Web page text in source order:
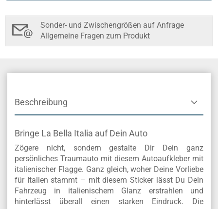
Sonder- und Zwischengrößen auf Anfrage
Allgemeine Fragen zum Produkt
Beschreibung
Bringe La Bella Italia auf Dein Auto
Zögere nicht, sondern gestalte Dir Dein ganz
persönliches Traumauto mit diesem Autoaufkleber mit
italienischer Flagge. Ganz gleich, woher Deine Vorliebe
für Italien stammt – mit diesem Sticker lässt Du Dein
Fahrzeug in italienischem Glanz erstrahlen und
hinterlässt überall einen starken Eindruck. Die